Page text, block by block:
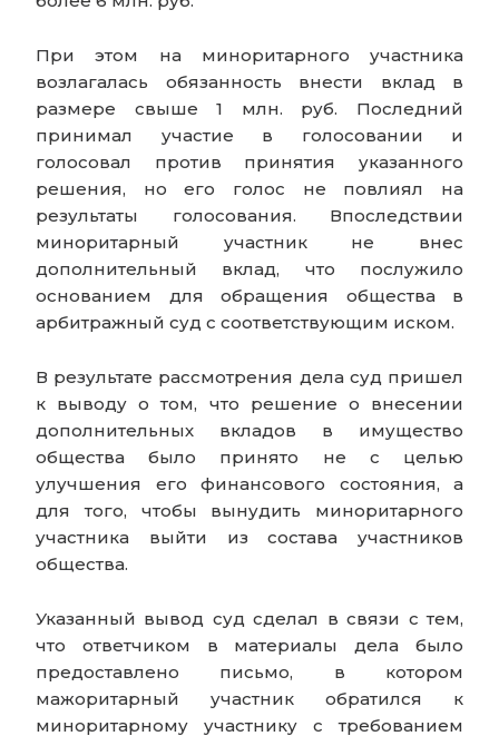
При этом на миноритарного участника
возлагалась обязанность внести вклад в
размере свыше 1 млн. руб. Последний
принимал участие в голосовании и
голосовал против принятия указанного
решения, но его голос не повлиял на
результаты голосования. Впоследствии
миноритарный участник не внес
дополнительный вклад, что послужило
основанием для обращения общества в
арбитражный суд с соответствующим иском.
В результате рассмотрения дела суд пришел
к выводу о том, что решение о внесении
дополнительных вкладов в имущество
общества было принято не с целью
улучшения его финансового состояния, а
для того, чтобы вынудить миноритарного
участника выйти из состава участников
общества.
Указанный вывод суд сделал в связи с тем,
что ответчиком в материалы дела было
предоставлено письмо, в котором
мажоритарный участник обратился к
миноритарному участнику с требованием